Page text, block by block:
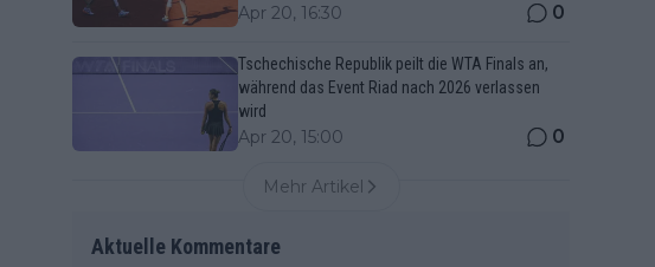
Apr 20, 16:30 0
Tschechische Republik peilt die WTA Finals an,
während das Event Riad nach 2026 verlassen
wird
Apr 20, 15:00 0
Mehr Artikel
Aktuelle Kommentare